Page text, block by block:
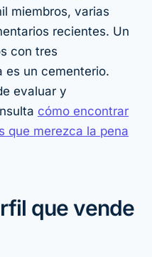
miembros, varias
recientes. Un
con tres
es un cementerio.
evaluar y
cómo encontrar
que merezca la pena
que vende